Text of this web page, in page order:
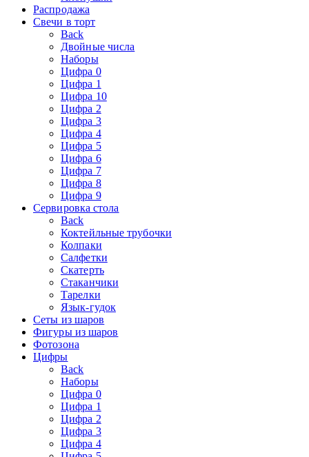
Распродажа
Свечи в торт
Back
Двойные числа
Наборы
Цифра 0
Цифра 1
Цифра 10
Цифра 2
Цифра 3
Цифра 4
Цифра 5
Цифра 6
Цифра 7
Цифра 8
Цифра 9
Сервировка стола
Back
Коктейльные трубочки
Колпаки
Салфетки
Скатерть
Стаканчики
Тарелки
Язык-гудок
Сеты из шаров
Фигуры из шаров
Фотозона
Цифры
Back
Наборы
Цифра 0
Цифра 1
Цифра 2
Цифра 3
Цифра 4